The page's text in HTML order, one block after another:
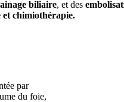
biliaire, et des
chimiothérapie.
par
du foie,